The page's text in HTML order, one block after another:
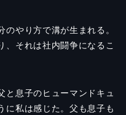
やり方で溝が生まれる。
、それは社内闘争になるこ
と息子のヒューマンドキュ
に私は感じた。父も息子も